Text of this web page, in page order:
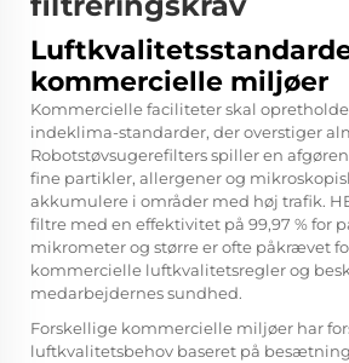
kommercielle miljøer
Kommercielle faciliteter skal
indeklima-standarder, der overstiger
Robotstøvsugerefilters spiller en
fine partikler, allergener og
akkumulere i områder med høj trafik.
filtre med en effektivitet på 99,97 % for
mikrometer og større er ofte påkrævet
kommercielle luftkvalitetsregler og
medarbejdernes sundhed.
Forskellige kommercielle miljøer har
luftkvalitetsbehov baseret på